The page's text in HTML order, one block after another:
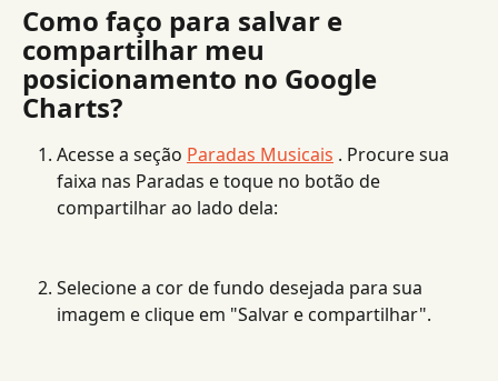
Como faço para salvar e
compartilhar meu
posicionamento no Google
Charts?
Acesse a seção Paradas Musicais . Procure sua
faixa nas Paradas e toque no botão de
compartilhar ao lado dela:
Selecione a cor de fundo desejada para sua
imagem e clique em "Salvar e compartilhar".